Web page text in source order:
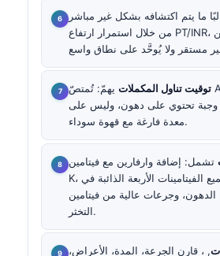
ما يتم اكتشافه بشكل غير مباشر
من خلال استمرار ارتفاع PT/INR، لأن اختبار فيتامين K
توقيت تناول المكملات يهمّ: تُمتصّ A وD وE وK عادةً
تحتوي على دهون، وليس على
معدة فارغة مع قهوة سوداء.
تشمل: إضافة وارفارين مع فيتامين
K، أورليستات مع جميع الفيتامينات الأربعة الذائبة في
الدهون، وجرعات عالية من فيتامين E مع مضادات
التخثر.
, ، قارن الجرعة، المدة، الأعراض،